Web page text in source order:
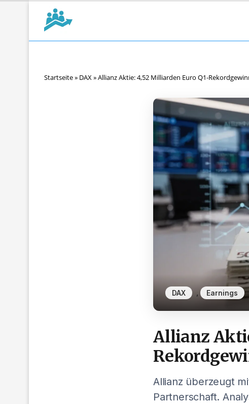
Startseite» DAX»Allianz Aktie: 4,52 Milliarden Euro Q1-
DAX , Earnings
Allianz
Allianz überzeugt
Partnerschaft.